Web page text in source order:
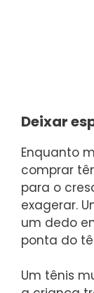
Deixar
Enquanto
comprar
para o
exagerar.
um dedo
ponta do
Um tênis